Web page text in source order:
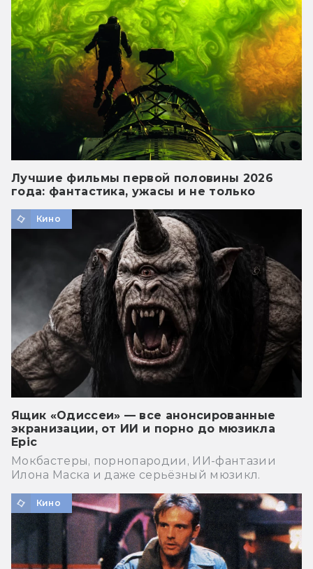
Лучшие фильмы первой половины 2026
года: фантастика, ужасы и не только
Кино
Ящик «Одиссеи» — все анонсированные
экранизации, от ИИ и порно до мюзикла
Epic
Мокбастеры, порнопародии, ИИ-фантазии
Илона Маска и даже серьёзный мюзикл.
Кино